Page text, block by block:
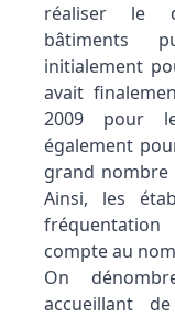
réaliser le
bâtiments
initialement
avait
2009 pour
également
grand nombre
Ainsi, les
compte au
On
accueillant